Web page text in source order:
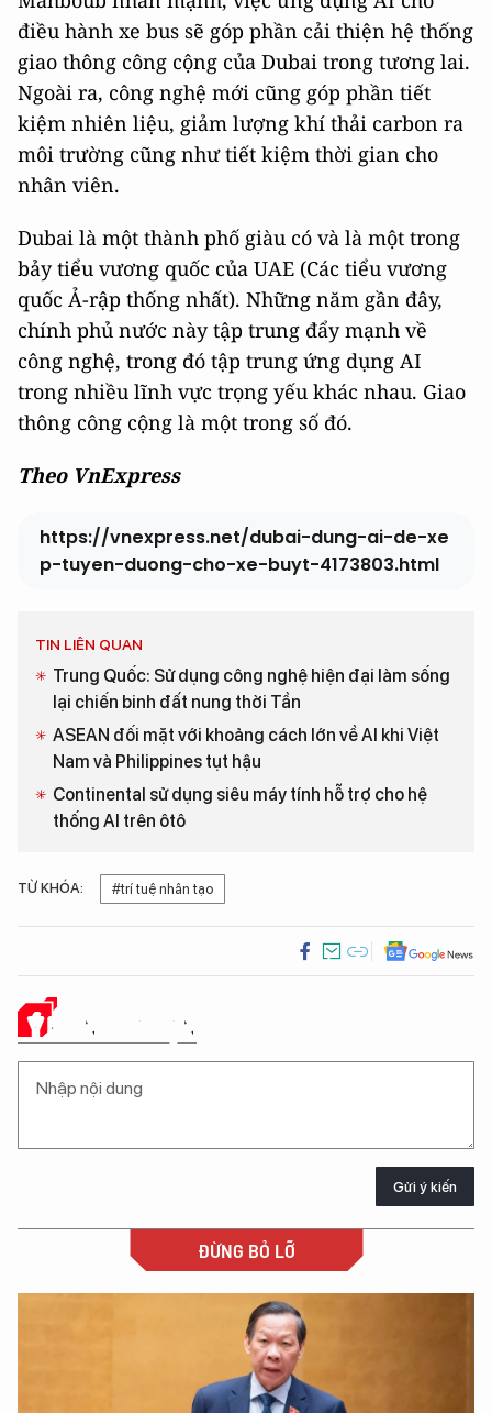
điều hành xe bus sẽ góp phần cải thiện hệ thống
giao thông công cộng của Dubai trong tương lai.
Ngoài ra, công nghệ mới cũng góp phần tiết
kiệm nhiên liệu, giảm lượng khí thải carbon ra
môi trường cũng như tiết kiệm thời gian cho
nhân viên.
Dubai là một thành phố giàu có và là một trong
bảy tiểu vương quốc của UAE (Các tiểu vương
quốc Ả-rập thống nhất). Những năm gần đây,
chính phủ nước này tập trung đẩy mạnh về
công nghệ, trong đó tập trung ứng dụng AI
trong nhiều lĩnh vực trọng yếu khác nhau. Giao
thông công cộng là một trong số đó.
Theo VnExpress
https://vnexpress.net/dubai-dung-ai-de-xe
p-tuyen-duong-cho-xe-buyt-4173803.html
TIN LIÊN QUAN
Trung Quốc: Sử dụng công nghệ hiện đại làm sống
lại chiến binh đất nung thời Tần
ASEAN đối mặt với khoảng cách lớn về AI khi Việt
Nam và Philippines tụt hậu
Continental sử dụng siêu máy tính hỗ trợ cho hệ
thống AI trên ôtô
TỪ KHÓA: #trí tuệ nhân tạo
Ý KIẾN CỦA BẠN
Gửi ý kiến
ĐỪNG BỎ LỠ